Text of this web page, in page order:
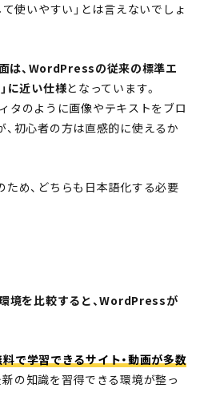
使いやすい」とは言えないでしょ
は、WordPressの従来の標準エ
に近い仕様となっています。
タのように画像やテキストをブロ
初心者の方は直感的に使えるか
め、どちらも日本語化する必要
境を比較すると、WordPressが
で学習できるサイト・動画が多数
の知識を習得できる環境が整っ